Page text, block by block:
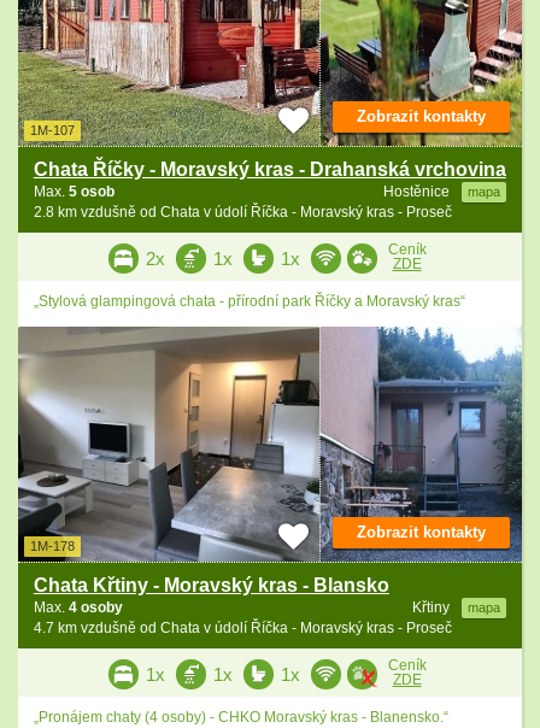
1M-107
Chata Říčky - Moravský kras - Drahanská vrchovina
Hostěnice mapa
Max. 5 osob
2.8 km vzdušně od Chata v údolí Říčka - Moravský kras - Proseč
Zobrazit kontakty
2x 1x 1x
Ceník
ZDE
„Stylová glampingová chata - přírodní park Říčky a Moravský kras“
1M-178
Chata Křtiny - Moravský kras - Blansko
Křtiny mapa
Max. 4 osoby
4.7 km vzdušně od Chata v údolí Říčka - Moravský kras - Proseč
Zobrazit kontakty
1x 1x 1x
Ceník
ZDE
„Pronájem chaty (4 osoby) - CHKO Moravský kras - Blanensko.“